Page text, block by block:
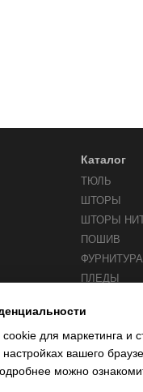
Каталог
ТЮЛЬ
ШТОРЫ
ШТОРЫ
ПОШИВ
ФУРНИТУРА
ПЛЕДЫ
для маркетинга и
вашего
можно